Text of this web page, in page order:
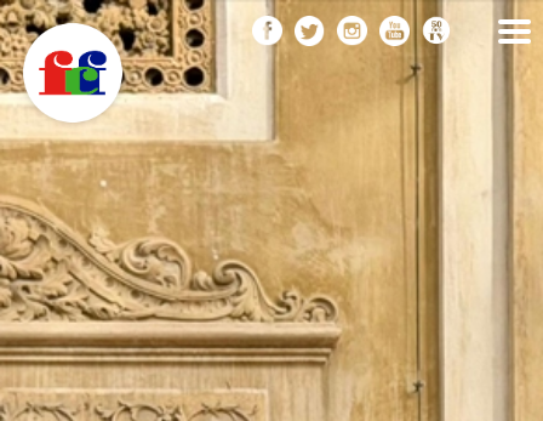
Vés
al
contingut
FEDERACIÓ CATALANA
DE FOTOGRAFIA
F
C
F